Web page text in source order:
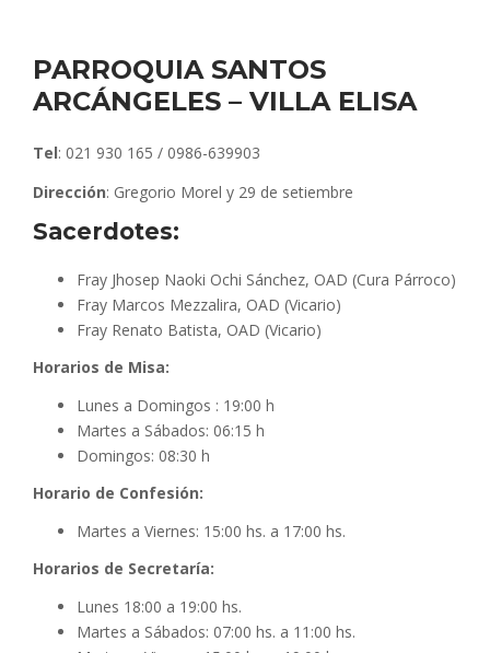
PARROQUIA SANTOS
ARCÁNGELES – VILLA ELISA
Tel: 021 930 165 / 0986-639903
Dirección: Gregorio Morel y 29 de setiembre
Sacerdotes:
Fray Jhosep Naoki Ochi Sánchez, OAD (Cura Párroco)
Fray Marcos Mezzalira, OAD (Vicario)
Fray Renato Batista, OAD (Vicario)
Horarios de Misa:
Lunes a Domingos : 19:00 h
Martes a Sábados: 06:15 h
Domingos: 08:30 h
Horario de Confesión:
Martes a Viernes: 15:00 hs. a 17:00 hs.
Horarios de Secretaría:
Lunes 18:00 a 19:00 hs.
Martes a Sábados: 07:00 hs. a 11:00 hs.